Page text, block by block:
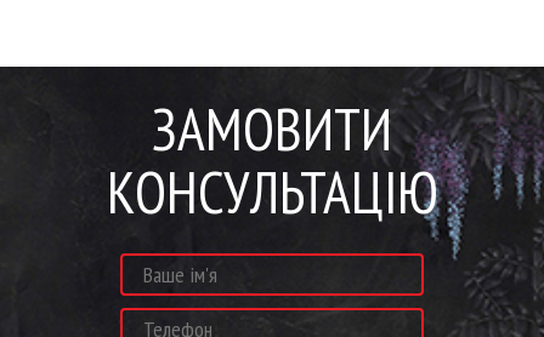
ЗАМОВИТИ
КОНСУЛЬТАЦІЮ